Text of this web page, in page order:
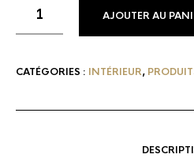
AJOUTER AU
CATÉGORIES : INTÉRIEUR,